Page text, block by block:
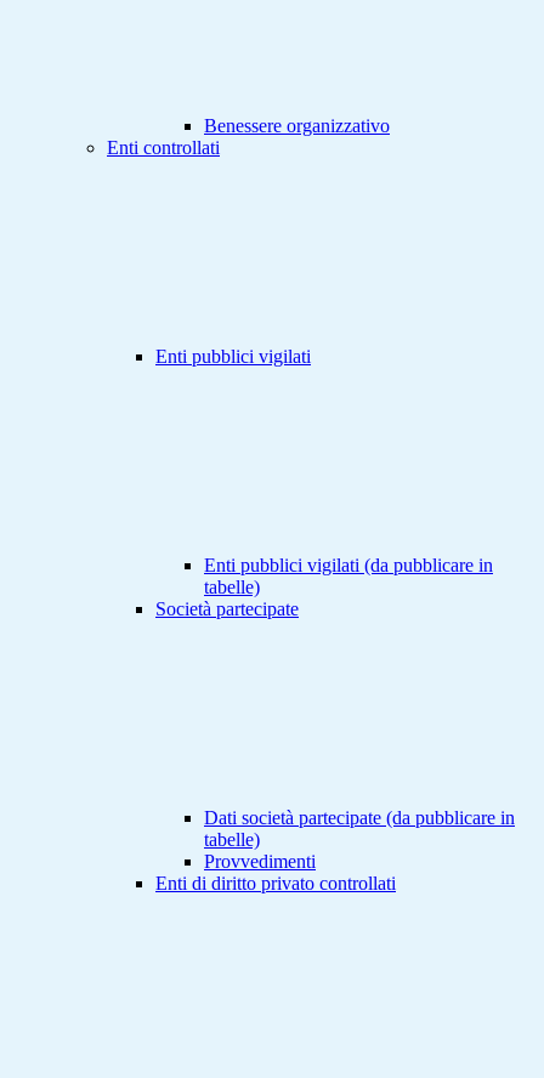
Benessere organizzativo
Enti controllati
Enti pubblici vigilati
Enti pubblici vigilati (da pubblicare in
tabelle)
Società partecipate
Dati società partecipate (da pubblicare in
tabelle)
Provvedimenti
Enti di diritto privato controllati